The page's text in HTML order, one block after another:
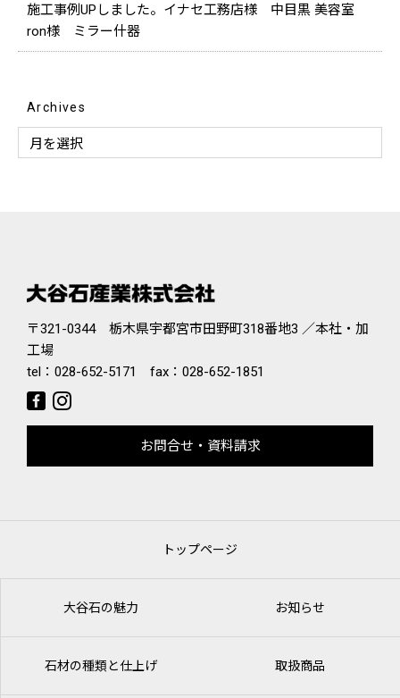
施工事例UPしました。イナセ工務店様 中目黒 美容室
ron様 ミラー什器
Archives
〒321-0344 栃木県宇都宮市田野町318番地3 ／本社・加
工場
tel： 028-652-5171 fax：028-652-1851
お問合せ・資料請求
トップページ
大谷石の魅力 お知らせ
石材の種類と仕上げ 取扱商品